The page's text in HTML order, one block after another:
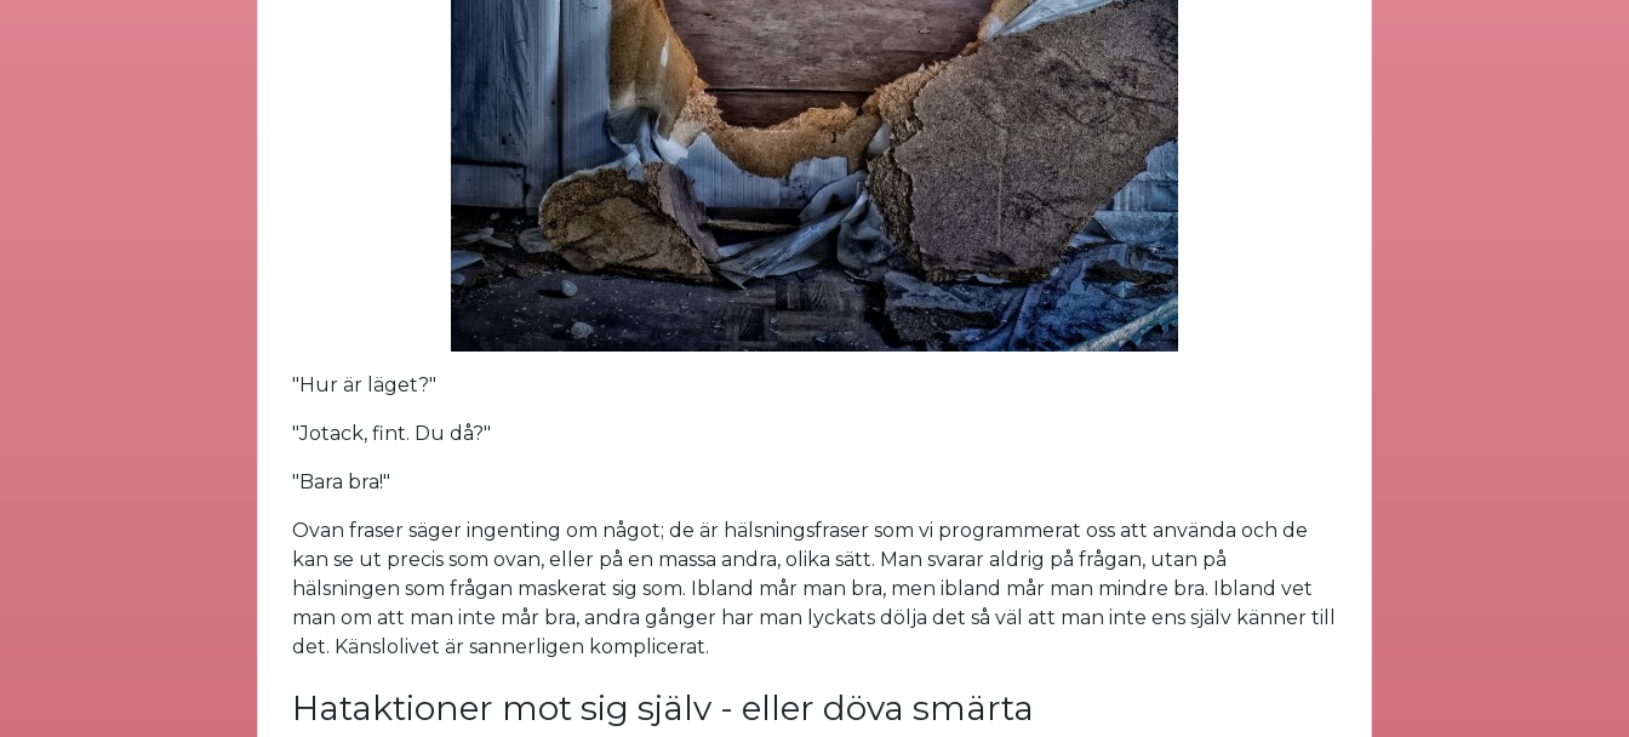
"Hur är läget?"
"Jotack, fint. Du då?"
"Bara bra!"
Ovan fraser säger ingenting om något; de är hälsningsfraser som vi programmerat oss att använda och de
kan se ut precis som ovan, eller på en massa andra, olika sätt. Man svarar aldrig på frågan, utan på
hälsningen som frågan maskerat sig som. Ibland mår man bra, men ibland mår man mindre bra. Ibland vet
man om att man inte mår bra, andra gånger har man lyckats dölja det så väl att man inte ens själv känner till
det. Känslolivet är sannerligen komplicerat.
Hataktioner mot sig själv - eller döva smärta